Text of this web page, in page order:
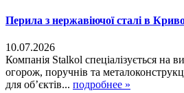
Перила з нержавіючої сталі в
10.07.2026
Компанія Stalkol спеціалізується на
огорож, поручнів та
для об’єктів... подробнее »